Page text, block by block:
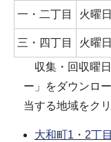
一・二丁目 火曜
三・四丁目 火曜
収集・回収曜
ー」をダウンロ
当する地域をク
大和町1・2丁